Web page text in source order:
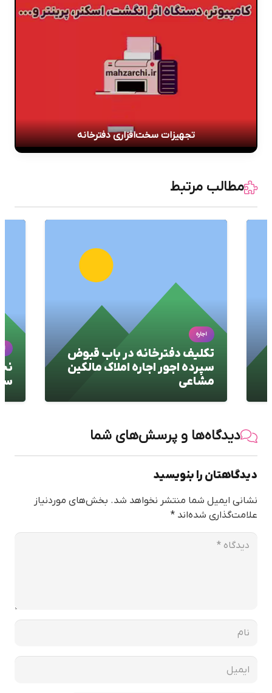
تجهیزات سخت‌افزاری دفترخانه
مطالب مرتبط
اجاره
تکلیف دفترخانه در باب قبوض
سپرده اجور اجاره املاک مالکین
مشاعی
دیدگاه‌ها و پرسش‌های شما
دیدگاهتان را بنویسید
نشانی ایمیل شما منتشر نخواهد شد. بخش‌های موردنیاز
علامت‌گذاری شده‌اند *